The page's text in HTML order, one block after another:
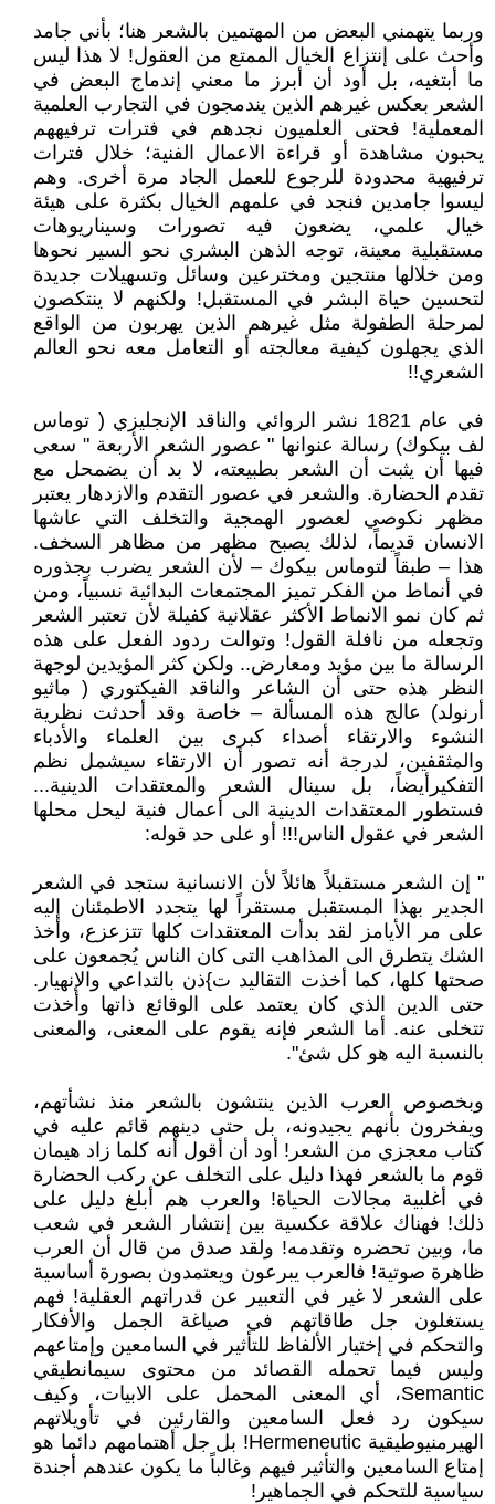
وربما يتهمني البعض من المهتمين بالشعر هنا؛ بأني جامد
وأحث على إنتزاع الخيال الممتع من العقول! لا هذا ليس
ما أبتغيه، بل أود أن أبرز ما معني إندماج البعض في
الشعر بعكس غيرهم الذين يندمجون في التجارب العلمية
المعملية! فحتى العلميون نجدهم في فترات ترفيههم
يحبون مشاهدة أو قراءة الاعمال الفنية؛ خلال فترات
ترفيهية محدودة للرجوع للعمل الجاد مرة أخرى. وهم
ليسوا جامدين فنجد في علمهم الخيال بكثرة على هيئة
خيال علمي، يضعون فيه تصورات وسيناريوهات
مستقبلية معينة، توجه الذهن البشري نحو السير نحوها
ومن خلالها منتجين ومخترعين وسائل وتسهيلات جديدة
لتحسين حياة البشر في المستقبل! ولكنهم لا ينتكصون
لمرحلة الطفولة مثل غيرهم الذين يهربون من الواقع
الذي يجهلون كيفية معالجته أو التعامل معه نحو العالم
الشعري!!
في عام 1821 نشر الروائي والناقد الإنجليزي ( توماس
لف بيكوك) رسالة عنوانها " عصور الشعر الأربعة " سعى
فيها أن يثبت أن الشعر بطبيعته، لا بد أن يضمحل مع
تقدم الحضارة. والشعر في عصور التقدم والازدهار يعتبر
مظهر نكوصي لعصور الهمجية والتخلف التي عاشها
الانسان قديماً، لذلك يصبح مظهر من مظاهر السخف.
هذا – طبقاً لتوماس بيكوك – لأن الشعر يضرب بجذوره
في أنماط من الفكر تميز المجتمعات البدائية نسبياً، ومن
ثم كان نمو الانماط الأكثر عقلانية كفيلة لأن تعتبر الشعر
وتجعله من نافلة القول! وتوالت ردود الفعل على هذه
الرسالة ما بين مؤيد ومعارض.. ولكن كثر المؤيدين لوجهة
النظر هذه حتى أن الشاعر والناقد الفيكتوري ( ماثيو
أرنولد) عالج هذه المسألة – خاصة وقد أحدثت نظرية
النشوء والارتقاء أصداء كبرى بين العلماء والأدباء
والمثقفين، لدرجة أنه تصور أن الارتقاء سيشمل نظم
التفكيرأيضاً، بل سينال الشعر والمعتقدات الدينية...
فستطور المعتقدات الدينية الى أعمال فنية ليحل محلها
الشعر في عقول الناس!!! أو على حد قوله:
" إن الشعر مستقبلاً هائلاً لأن الانسانية ستجد في الشعر
الجدير بهذا المستقبل مستقراً لها يتجدد الاطمئنان إليه
على مر الأيامز لقد بدأت المعتقدات كلها تتزعزع، وأخذ
الشك يتطرق الى المذاهب التى كان الناس يُجمعون على
صحتها كلها، كما أخذت التقاليد ت}ذن بالتداعي والإنهيار.
حتى الدين الذي كان يعتمد على الوقائع ذاتها وأخذت
تتخلى عنه. أما الشعر فإنه يقوم على المعنى، والمعنى
بالنسبة اليه هو كل شئ".
وبخصوص العرب الذين ينتشون بالشعر منذ نشأتهم،
ويفخرون بأنهم يجيدونه، بل حتى دينهم قائم عليه في
كتاب معجزي من الشعر! أود أن أقول أنه كلما زاد هيمان
قوم ما بالشعر فهذا دليل على التخلف عن ركب الحضارة
في أغلبية مجالات الحياة! والعرب هم أبلغ دليل على
ذلك! فهناك علاقة عكسية بين إنتشار الشعر في شعب
ما، وبين تحضره وتقدمه! ولقد صدق من قال أن العرب
ظاهرة صوتية! فالعرب يبرعون ويعتمدون بصورة أساسية
على الشعر لا غير في التعبير عن قدراتهم العقلية! فهم
يستغلون جل طاقاتهم في صياغة الجمل والأفكار
والتحكم في إختيار الألفاظ للتأثير في السامعين وإمتاعهم
وليس فيما تحمله القصائد من محتوى سيمانطيقي
Semantic، أي المعنى المحمل على الابيات، وكيف
سيكون رد فعل السامعين والقارئين في تأويلاتهم
الهيرمنيوطيقية Hermeneutic! بل جل أهتمامهم دائما هو
إمتاع السامعين والتأثير فيهم وغالباً ما يكون عندهم أجندة
سياسية للتحكم في الجماهير!